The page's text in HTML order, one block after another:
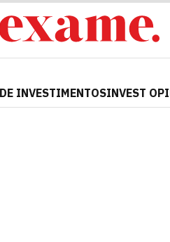
INVESTIMENTOSINVEST